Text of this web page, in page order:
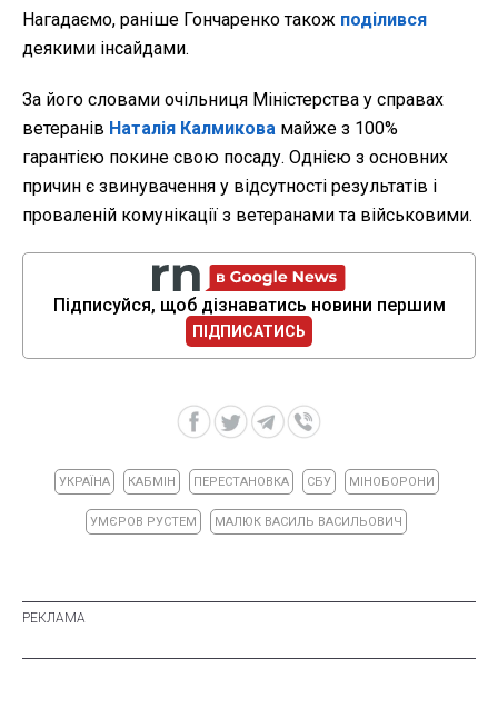
Нагадаємо, раніше Гончаренко також поділився
деякими інсайдами.
За його словами очільниця Міністерства у справах
ветеранів Наталія Калмикова майже з 100%
гарантією покине свою посаду. Однією з основних
причин є звинувачення у відсутності результатів і
проваленій комунікації з ветеранами та військовими.
Підписуйся, щоб дізнаватись новини першим
ПІДПИСАТИСЬ
УКРАЇНА КАБМІН ПЕРЕСТАНОВКА СБУ МІНОБОРОНИ
УМЄРОВ РУСТЕМ МАЛЮК ВАСИЛЬ ВАСИЛЬОВИЧ